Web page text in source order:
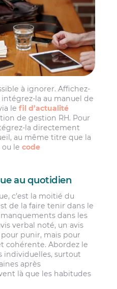
à ignorer. Affichez-
intégrez-la au manuel de
lefil d’actualité
de gestion RH. Pour
la directement
au même titre que la
ou lecode
au quotidien
c’est la moitié du
de la faire tenir dans le
dans les
verbal noté, un avis
punir, mais pour
cohérente. Abordez le
individuelles, surtout
après
là que les habitudes